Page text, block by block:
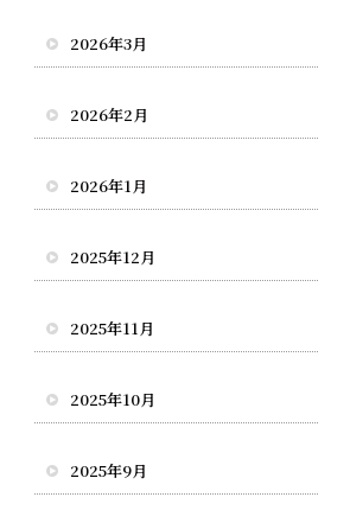
2026年3月
2026年2月
2026年1月
2025年12月
2025年11月
2025年10月
2025年9月